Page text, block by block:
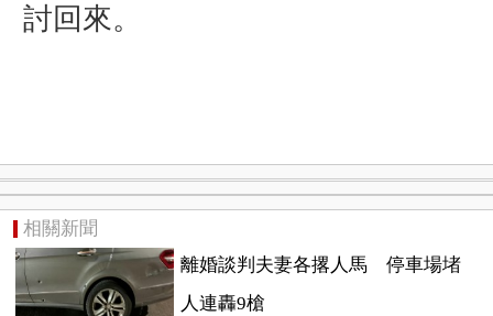
討回來。
相關新聞
離婚談判夫妻各撂人馬 停車場堵
人連轟9槍